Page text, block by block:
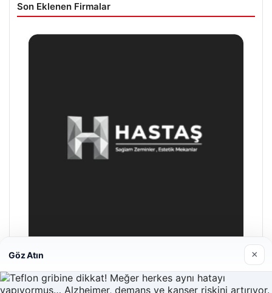
Son Eklenen Firmalar
Enes Kaplan Avukatlık Bürosu
28/04/2026
Göz Atın ×